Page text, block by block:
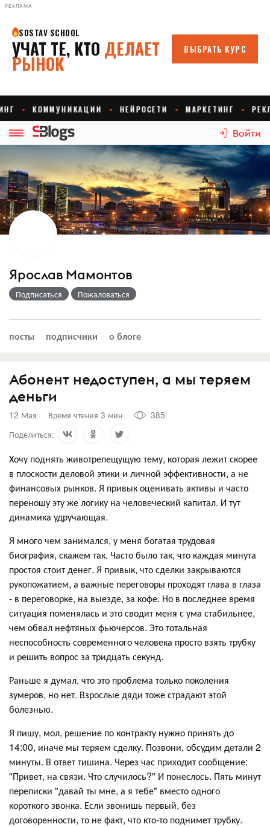
РЕКЛАМА
Войти
Ярослав Мамонтов
Подписаться Пожаловаться
посты подписчики о блоге
Абонент недоступен, а мы теряем
деньги
12 Мая Время чтения 3 мин
385
Поделиться:
Хочу поднять животрепещущую тему, которая лежит скорее
в плоскости деловой этики и личной эффективности, а не
финансовых рынков. Я привык оценивать активы и часто
переношу эту же логику на человеческий капитал. И тут
динамика удручающая.
Я много чем занимался, у меня богатая трудовая
биография, скажем так. Часто было так, что каждая минута
простоя стоит денег. Я привык, что сделки закрываются
рукопожатием, а важные переговоры проходят глава в глаза
- в переговорке, на выезде, за кофе. Но в последнее время
ситуация поменялась и это сводит меня с ума стабильнее,
чем обвал нефтяных фьючерсов. Это тотальная
неспособность современного человека просто взять трубку
и решить вопрос за тридцать секунд.
Раньше я думал, что это проблема только поколения
зумеров, но нет. Взрослые дяди тоже страдают этой
болезнью.
Я пишу, мол, решение по контракту нужно принять до
14:00, иначе мы теряем сделку. Позвони, обсудим детали 2
минуты. В ответ тишина. Через час приходит сообщение:
"Привет, на связи. Что случилось?" И понеслось. Пять минут
переписки "давай ты мне, а я тебе" вместо одного
короткого звонка. Если звонишь первый, без
договоренности, то не факт, что кто-то поднимет трубку.